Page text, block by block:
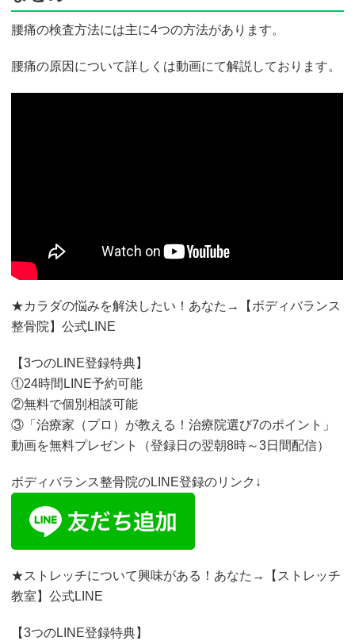
腰痛の検査方法には主に4つの方法があります。
腰痛の原因について詳しくは動画にて解説しております。
★カラダの悩みを解決したい！あなた→【ボディバランス
整骨院】公式LINE
【3つのLINE登録特典】
①24時間LINE予約可能
②無料で個別相談可能
③「治療家（プロ）が教える！治療院選び7のポイント」
動画を無料プレゼント（登録日の翌朝8時～3日間配信）
ボディバランス整骨院のLINE登録のリンク↓
★ストレッチについて興味がある！あなた→【ストレッチ
教室】公式LINE
【3つのLINE登録特典】